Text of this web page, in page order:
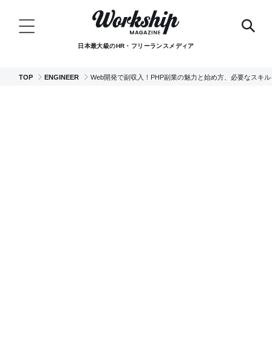
日本最大級のHR・フリーランスメディア
TOP ENGINEER Web開発で副収入！PHP副業の魅力と始め方、必要なスキ